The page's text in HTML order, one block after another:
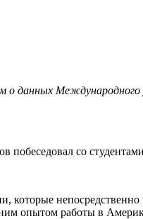
о данных
побеседовал со
которые
опытом работы в